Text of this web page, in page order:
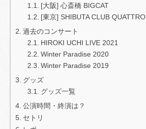
[大阪] 心斎橋 BIGCAT
[東京] SHIBUTA CLUB QUATTRO
過去のコンサート
HIROKI UCHI LIVE 2021
Winter Paradise 2020
Winter Paradise 2019
グッズ
グッズ一覧
公演時間・終演は？
セトリ